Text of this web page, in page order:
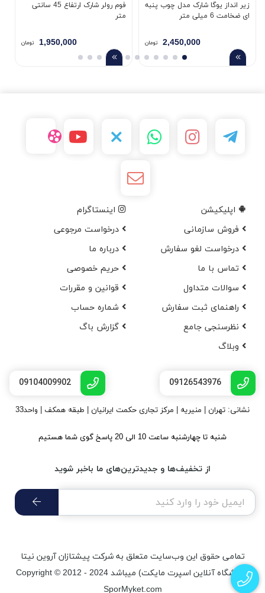
زیر انداز یوگا شارک مدل چوب پنبه
ای ضخامت 6 میلی متر
2,450,000 تومان
فوم رولر شارک ارتفاع 45 سانتی
متر
1,950,000 تومان
اپلیکیشن
اینستاگرام
فروش سازمانی
درخواست مرجوعی
درخواست لغو سفارش
در‌باره ما
تماس با ما
حریم خصوصی
سوالات متداول
قوانین و مقررات
راهنمای ثبت سفارش
شماره حساب
نظرسنجی جامع
گزارش باگ
وبلاگ
09126543976
09104009902
نشانی: تهران | منیریه | مرکز تجاری حکمت ایرانیان | طبقه همکف | واحد33
شنبه تا چهارشنبه ساعت 10 الی 20 پاسخ گوی شما هستیم
از تخفیف‌ها و جدیدترین‌های ما باخبر شوید
تمامی حقوق اين وب‌سايت متعلق به شرکت پیشتازان آروین نیتا
(فروشگاه آنلاین اسپرت مایکت) میباشد Copyright © 2012 - 2024
SporMyket.com